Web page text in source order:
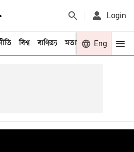
Login
বিশ্ব বাণিজ্য মতামত খেলা
Eng